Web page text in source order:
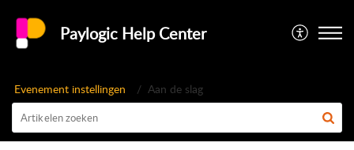
Paylogic Help Center
Evenement instellingen Aan de slag